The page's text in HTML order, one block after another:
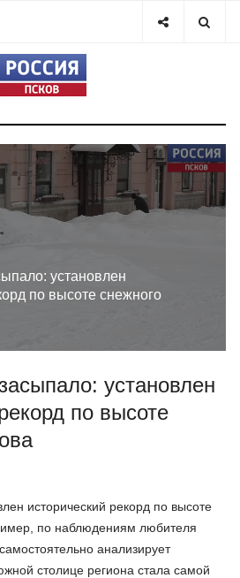
установлен
по высоте снежного
установлен
по высоте
исторический рекорд по высоте
по наблюдениям любителя
анализирует
столице региона стала самой